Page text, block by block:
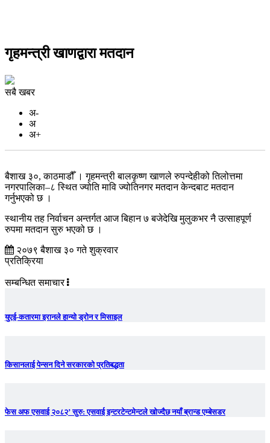
गृहमन्त्री खाणद्वारा मतदान
सबै खबर
अ-
अ
अ+
बैशाख ३०, काठमाडौँ । गृहमन्त्री बालकृष्ण खाणले रुपन्देहीको तिलोत्तमा
नगरपालिका–८ स्थित ज्योति मावि ज्योतिनगर मतदान केन्दबाट मतदान
गर्नुभएको छ ।
स्थानीय तह निर्वाचन अन्तर्गत आज बिहान ७ बजेदेखि मुलुकभर नै उत्साहपूर्ण
रुपमा मतदान सुरु भएको छ ।
२०७९ बैशाख ३० गते शुक्रवार
प्रतिक्रिया
सम्बन्धित समाचार
युएई-कतारमा इरानले हान्यो ड्रोन र मिसाइल
किसानलाई पेन्सन दिने सरकारको प्रतिबद्धता
फेस अफ एसवाई २०८२’ सुरु: एसवाई इन्टरटेन्टमेन्टले खोज्दैछ नयाँ ब्रान्ड एम्बेसडर